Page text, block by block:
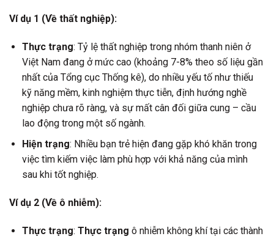
Ví dụ 1 (Về thất nghiệp):
Thực trạng: Tỷ lệ thất nghiệp trong nhóm thanh niên ở
Việt Nam đang ở mức cao (khoảng 7-8% theo số liệu gần
nhất của Tổng cục Thống kê), do nhiều yếu tố như thiếu
kỹ năng mềm, kinh nghiệm thực tiễn, định hướng nghề
nghiệp chưa rõ ràng, và sự mất cân đối giữa cung – cầu
lao động trong một số ngành.
Hiện trạng: Nhiều bạn trẻ hiện đang gặp khó khăn trong
việc tìm kiếm việc làm phù hợp với khả năng của mình
sau khi tốt nghiệp.
Ví dụ 2 (Về ô nhiễm):
Thực trạng: Thực trạng ô nhiễm không khí tại các thành